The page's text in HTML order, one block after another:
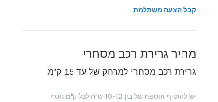
קבל הצעה משתלמת
מחיר גרירת רכב מסחרי
גרירת רכב מסחרי למרחק של עד 15 ק"מ
יש להוסיף תוספת של בין 10-12 ש"ח לכל ק"מ נוסף.